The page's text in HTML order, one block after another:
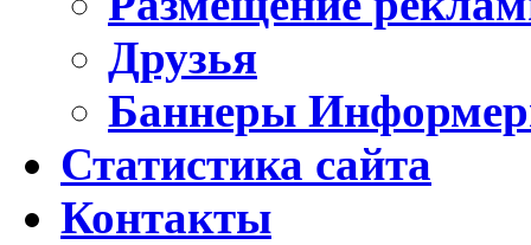
Друзья
Баннеры
Статистика сайта
Контакты